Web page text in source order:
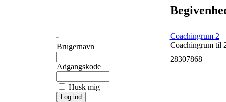
Brugernavn
Adgangskode
Husk mig
Coachingrum 2
Coachingrum til
28307868